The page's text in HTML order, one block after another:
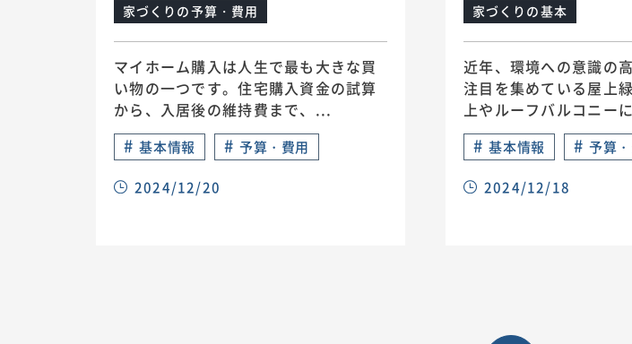
家づくりの予算・費用
マイホーム購入は人生で最も大きな買
い物の一つです。住宅購入資金の試算
から、入居後の維持費まで、...
# 基本情報 # 予算・費用
2024/12/20
家づくりの基本
近年、環境への意識の
注目を集めている屋上
上やルーフバルコニー
# 基本情報 # 予算
2024/12/18